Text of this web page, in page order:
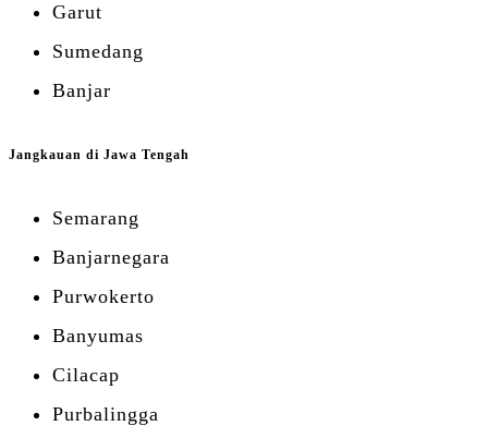
Garut
Sumedang
Banjar
Jangkauan di Jawa Tengah
Semarang
Banjarnegara
Purwokerto
Banyumas
Cilacap
Purbalingga